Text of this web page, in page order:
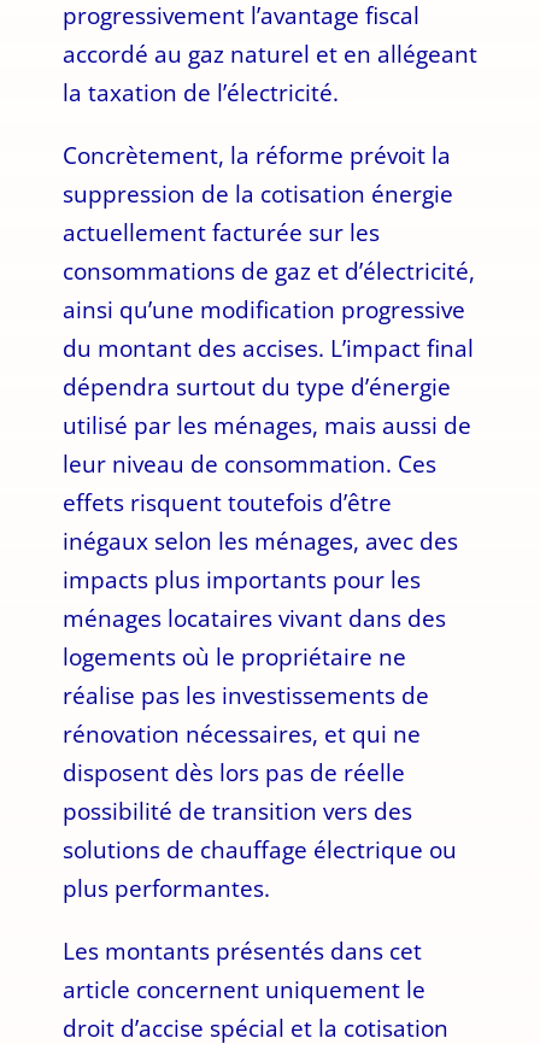
progressivement l’avantage fiscal
accordé au gaz naturel et en allégeant
la taxation de l’électricité.
Concrètement, la réforme prévoit la
suppression de la cotisation énergie
actuellement facturée sur les
consommations de gaz et d’électricité,
ainsi qu’une modification progressive
du montant des accises. L’impact final
dépendra surtout du type d’énergie
utilisé par les ménages, mais aussi de
leur niveau de consommation. Ces
effets risquent toutefois d’être
inégaux selon les ménages, avec des
impacts plus importants pour les
ménages locataires vivant dans des
logements où le propriétaire ne
réalise pas les investissements de
rénovation nécessaires, et qui ne
disposent dès lors pas de réelle
possibilité de transition vers des
solutions de chauffage électrique ou
plus performantes.
Les montants présentés dans cet
article concernent uniquement le
droit d’accise spécial et la cotisation